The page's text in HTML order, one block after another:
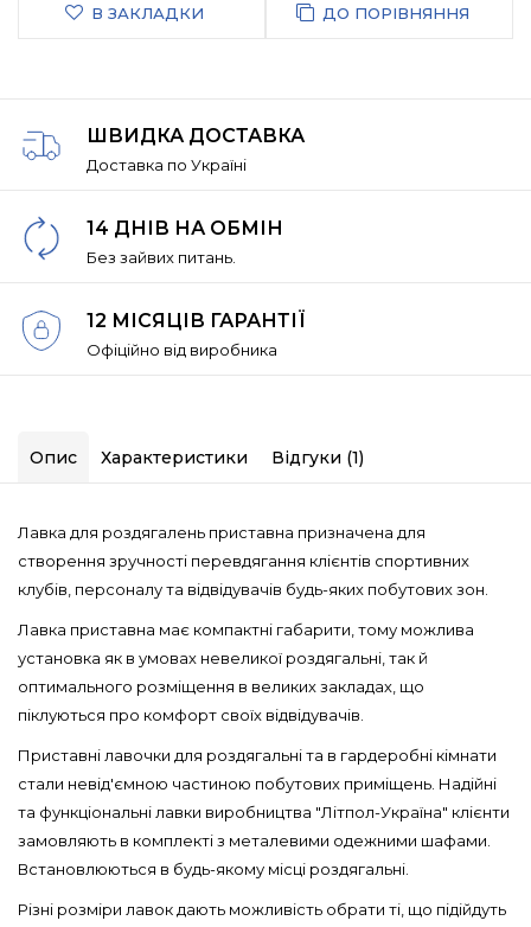
В ЗАКЛАДКИ ДО ПОРІВНЯННЯ
ШВИДКА ДОСТАВКА
Доставка по Україні
14 ДНІВ НА ОБМІН
Без зайвих питань.
12 МІСЯЦІВ ГАРАНТІЇ
Офіційно від виробника
Опис Характеристики Відгуки (1)
Лавка для роздягалень приставна призначена для
створення зручності перевдягання клієнтів спортивних
клубів, персоналу та відвідувачів будь-яких побутових зон.
Лавка приставна має компактні габарити, тому можлива
установка як в умовах невеликої роздягальні, так й
оптимального розміщення в великих закладах, що
піклуються про комфорт своїх відвідувачів.
Приставні лавочки для роздягальні та в гардеробні кімнати
стали невід'ємною частиною побутових приміщень. Надійні
та функціональні лавки виробництва "Літпол-Україна" клієнти
замовляють в комплекті з металевими одежними шафами.
Встановлюються в будь-якому місці роздягальні.
Різні розміри лавок дають можливість обрати ті, що підійдуть